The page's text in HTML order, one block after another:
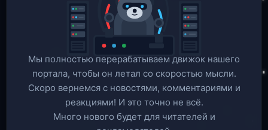
Мы полностью перерабатываем движок нашего
портала, чтобы он летал со скоростью мысли.
Скоро вернемся c новостями, комментариями и
реакциями! И это точно не всё.
Много нового будет для читателей и